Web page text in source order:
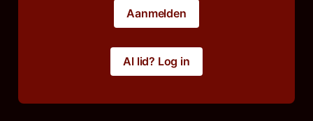
Aanmelden
Al lid? Log in